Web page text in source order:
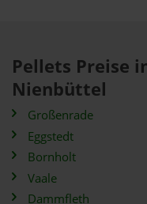
Pellets Preise
Nienbüttel
Großenrade
Eggstedt
Bornholt
Vaale
Dammfleth